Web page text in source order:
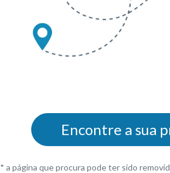
Encontre a sua
* a página que procura pode ter sido